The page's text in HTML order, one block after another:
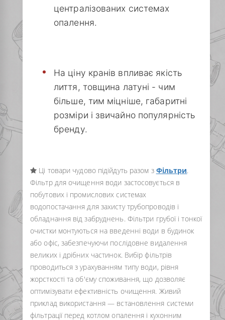
централізованих системах
опалення.
На ціну кранів впливає якість
лиття, товщина латуні - чим
більше, тим міцніше, габаритні
розміри і звичайно популярність
бренду.
Ці товари чудово підійдуть разом з Фільтри.
Фільтр для очищення води застосовується в
побутових і промислових системах
водопостачання для захисту трубопроводів і
обладнання від забруднень. Фільтри грубої і тонкої
очистки монтуються на введенні води в будинок
або офіс, забезпечуючи послідовне видалення
великих і дрібних частинок. Вибір фільтрів
проводиться з урахуванням типу води, рівня
жорсткості та об'єму споживання, що дозволяє
оптимізувати ефективність очищення. Живий
приклад використання — встановлення системи
фільтрації перед котлом опалення і кухонним